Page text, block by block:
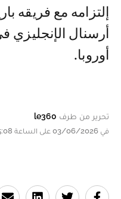
إلتزامه مع فريقه
أرسنال الإنجليزي
أوروبا.
تحرير من طرف le360
في 03/06/2026 على الساعة 15:08